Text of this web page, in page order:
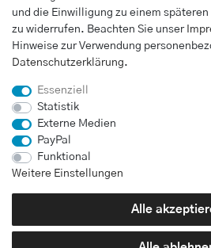
und die Einwilligung zu einem
zu widerrufen. Beachten Sie unser
Hinweise zur Verwendung
Daten­schutz­erklärung.
Essenziell
Statistik
Externe Medien
PayPal
Funktional
Weitere Einstellungen
Alle
Impressum
Daten­schutz­erklärung
AGB
Vertrag widerrufen
UNTERNEHMEN
Kontakt
Bei Fragen wenden Sie sich direkt an unser
01726071217